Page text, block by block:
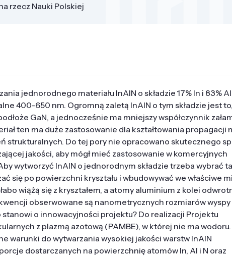
rzecz Nauki Polskiej
jednorodnego materiału InAlN o składzie 17% In i 83%
400-650 nm. Ogromną zaletą InAlN o tym składzie jest
GaN, a jednocześnie ma mniejszy współczynnik
ten ma duże zastosowanie dla kształtowania propagacji
strukturalnych. Do tej pory nie opracowano skutecznego
jakości, aby mógł mieć zastosowanie w komercyjnych
wytworzyć InAlN o jednorodnym składzie trzeba wybrać
się po powierzchni kryształu i wbudowywać we właściwe
wiążą się z kryształem, a atomy aluminium z kolei
obserwowane są nanometrycznych rozmiarów
o innowacyjności projektu? Do realizacji Projektu
z plazmą azotową (PAMBE), w której nie ma
warunki do wytwarzania wysokiej jakości warstw InAlN
dostarczanych na powierzchnię atomów In, Al i N oraz